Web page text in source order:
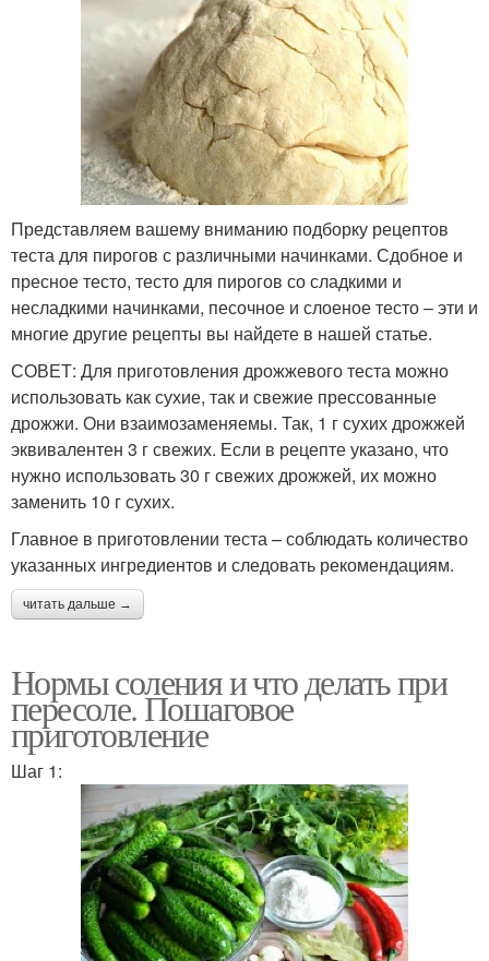
Представляем вашему вниманию подборку рецептов
теста для пирогов с различными начинками. Сдобное и
пресное тесто, тесто для пирогов со сладкими и
несладкими начинками, песочное и слоеное тесто – эти и
многие другие рецепты вы найдете в нашей статье.
СОВЕТ: Для приготовления дрожжевого теста можно
использовать как сухие, так и свежие прессованные
дрожжи. Они взаимозаменяемы. Так, 1 г сухих дрожжей
эквивалентен 3 г свежих. Если в рецепте указано, что
нужно использовать 30 г свежих дрожжей, их можно
заменить 10 г сухих.
Главное в приготовлении теста – соблюдать количество
указанных ингредиентов и следовать рекомендациям.
читать дальше →
Нормы соления и что делать при
пересоле. Пошаговое
приготовление
Шаг 1: